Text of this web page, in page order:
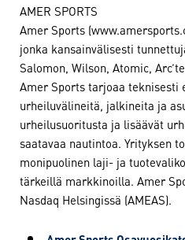
AMER SPORTS
Amer Sports
jonka kansainvälisesti
Salomon, Wilson, Atomic,
Amer Sports tarjoaa teknisesti
urheiluvälineitä, jalkineita ja
urheilusuoritusta ja lisäävät
saatavaa nautintoa. Yrityksen
monipuolinen laji- ja
tärkeillä markkinoilla. Amer
Nasdaq Helsingissä (AMEAS).